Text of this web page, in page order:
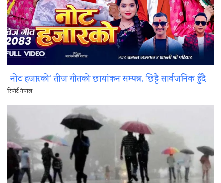
नोट हजारको’ तीज गीतको छायांकन सम्पन्न, छिट्टै सार्वजनिक हुँदै
रिपोर्ट नेपाल